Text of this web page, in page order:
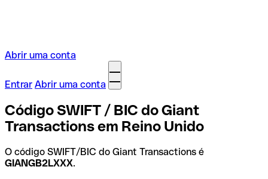
Abrir uma conta
Entrar Abrir uma conta
Código SWIFT / BIC do Giant
Transactions em Reino Unido
O código SWIFT/BIC do Giant Transactions é
GIANGB2LXXX.